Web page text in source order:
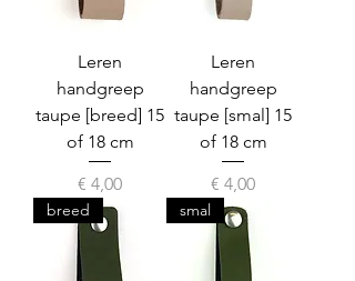
Leren
handgreep
taupe [breed] 15
of 18 cm
Prijs
€ 4,00
Leren
handgreep
taupe [smal] 15
of 18 cm
Prijs
€ 4,00
breed smal